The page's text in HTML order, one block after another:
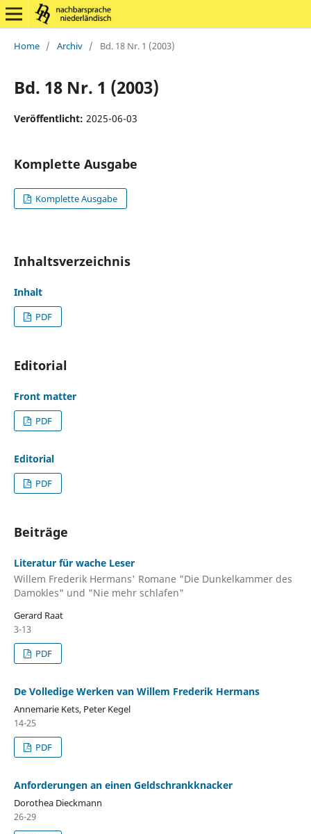
Home / Archiv / Bd. 18 Nr. 1 (2003)
Bd. 18 Nr. 1 (2003)
Veröffentlicht: 2025-06-03
Komplette Ausgabe
Komplette Ausgabe
Inhaltsverzeichnis
Inhalt
PDF
Editorial
Front matter
PDF
Editorial
PDF
Beiträge
Literatur für wache Leser
Willem Frederik Hermans' Romane "Die Dunkelkammer des
Damokles" und "Nie mehr schlafen"
Gerard Raat
3-13
PDF
De Volledige Werken van Willem Frederik Hermans
Annemarie Kets, Peter Kegel
14-25
PDF
Anforderungen an einen Geldschrankknacker
Dorothea Dieckmann
26-29